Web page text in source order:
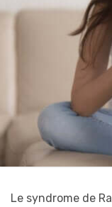
Le syndrome de